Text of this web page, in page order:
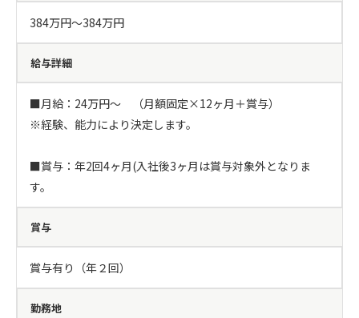
384万円〜384万円
給与詳細
■月給：24万円～　（月額固定×12ヶ月＋賞与）
※経験、能力により決定します。
■賞与：年2回4ヶ月(入社後3ヶ月は賞与対象外となりま
す。
賞与
賞与有り（年２回）
勤務地